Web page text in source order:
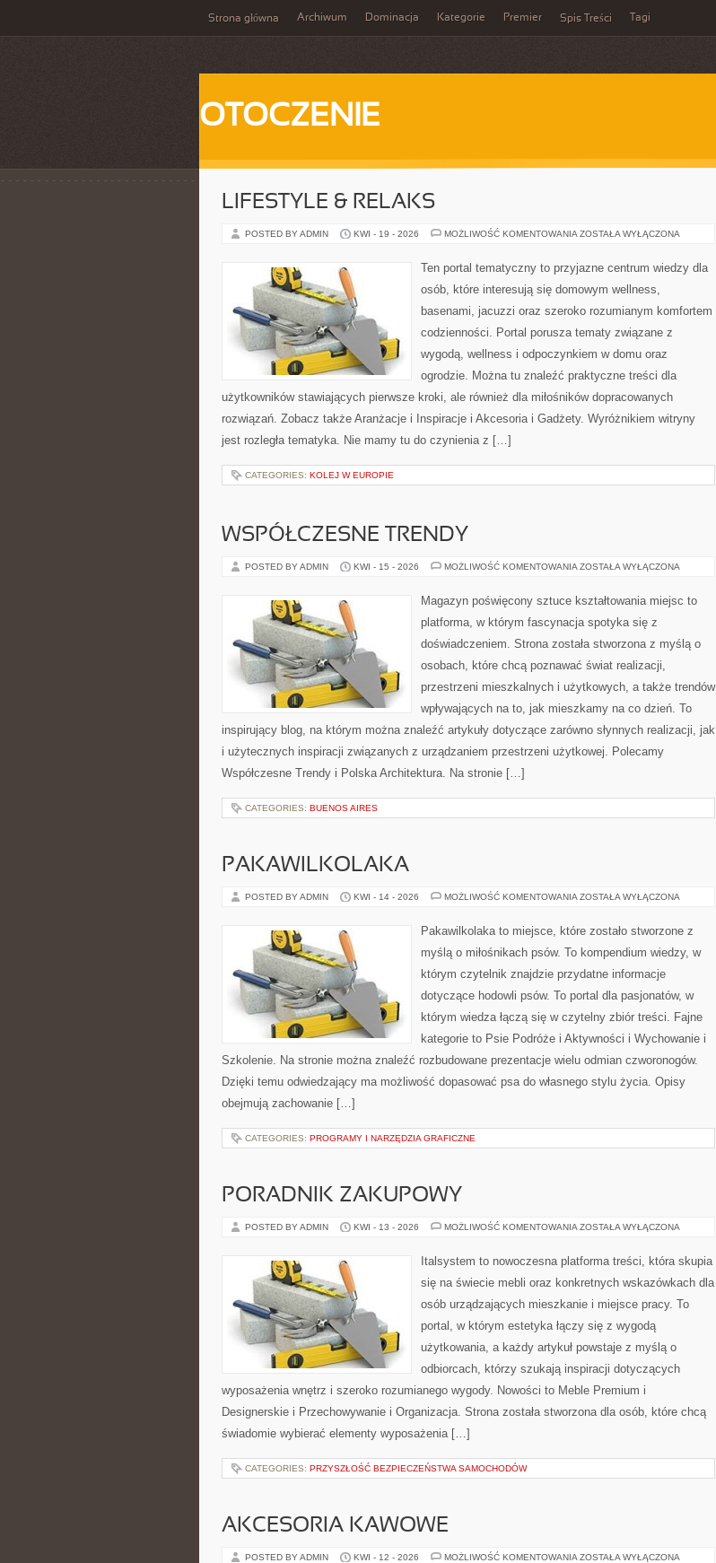
Strona główna Archiwum Dominacja Kategorie Premier Spis Treści Tagi
OTOCZENIE
LIFESTYLE & RELAKS
POSTED BY ADMIN KWI - 19 - 2026 MOŻLIWOŚĆ KOMENTOWANIA LIFESTYLE
ZOSTAŁA WYŁĄCZONA
Ten portal tematyczny to przyjazne centrum wiedzy dla
osób, które interesują się domowym wellness,
basenami, jacuzzi oraz szeroko rozumianym komfortem
codzienności. Portal porusza tematy związane z
wygodą, wellness i odpoczynkiem w domu oraz
ogrodzie. Można tu znaleźć praktyczne treści dla
użytkowników stawiających pierwsze kroki, ale również dla miłośników dopracowanych
rozwiązań. Zobacz także Aranżacje i Inspiracje i Akcesoria i Gadżety. Wyróżnikiem witryny
jest rozległa tematyka. Nie mamy tu do czynienia z […]
CATEGORIES: KOLEJ W EUROPIE
WSPÓŁCZESNE TRENDY
POSTED BY ADMIN KWI - 15 - 2026 MOŻLIWOŚĆ KOMENTOWANIA WSPÓŁCZESNE
ZOSTAŁA WYŁĄCZONA
Magazyn poświęcony sztuce kształtowania miejsc to
platforma, w którym fascynacja spotyka się z
doświadczeniem. Strona została stworzona z myślą o
osobach, które chcą poznawać świat realizacji,
przestrzeni mieszkalnych i użytkowych, a także trendów
wpływających na to, jak mieszkamy na co dzień. To
inspirujący blog, na którym można znaleźć artykuły dotyczące zarówno słynnych realizacji, jak
i użytecznych inspiracji związanych z urządzaniem przestrzeni użytkowej. Polecamy
Współczesne Trendy i Polska Architektura. Na stronie […]
CATEGORIES: BUENOS AIRES
PAKAWILKOLAKA
POSTED BY ADMIN KWI - 14 - 2026 MOŻLIWOŚĆ KOMENTOWANIA PAKAWILKOLAKA
ZOSTAŁA WYŁĄCZONA
Pakawilkolaka to miejsce, które zostało stworzone z
myślą o miłośnikach psów. To kompendium wiedzy, w
którym czytelnik znajdzie przydatne informacje
dotyczące hodowli psów. To portal dla pasjonatów, w
którym wiedza łączą się w czytelny zbiór treści. Fajne
kategorie to Psie Podróże i Aktywności i Wychowanie i
Szkolenie. Na stronie można znaleźć rozbudowane prezentacje wielu odmian czworonogów.
Dzięki temu odwiedzający ma możliwość dopasować psa do własnego stylu życia. Opisy
obejmują zachowanie […]
CATEGORIES: PROGRAMY I NARZĘDZIA GRAFICZNE
PORADNIK ZAKUPOWY
POSTED BY ADMIN KWI - 13 - 2026 MOŻLIWOŚĆ KOMENTOWANIA PORADNIK
ZOSTAŁA WYŁĄCZONA
Italsystem to nowoczesna platforma treści, która skupia
się na świecie mebli oraz konkretnych wskazówkach dla
osób urządzających mieszkanie i miejsce pracy. To
portal, w którym estetyka łączy się z wygodą
użytkowania, a każdy artykuł powstaje z myślą o
odbiorcach, którzy szukają inspiracji dotyczących
wyposażenia wnętrz i szeroko rozumianego wygody. Nowości to Meble Premium i
Designerskie i Przechowywanie i Organizacja. Strona została stworzona dla osób, które chcą
świadomie wybierać elementy wyposażenia […]
CATEGORIES: PRZYSZŁOŚĆ BEZPIECZEŃSTWA SAMOCHODÓW
AKCESORIA KAWOWE
POSTED BY ADMIN KWI - 12 - 2026 MOŻLIWOŚĆ KOMENTOWANIA AKCESORIA
ZOSTAŁA WYŁĄCZONA